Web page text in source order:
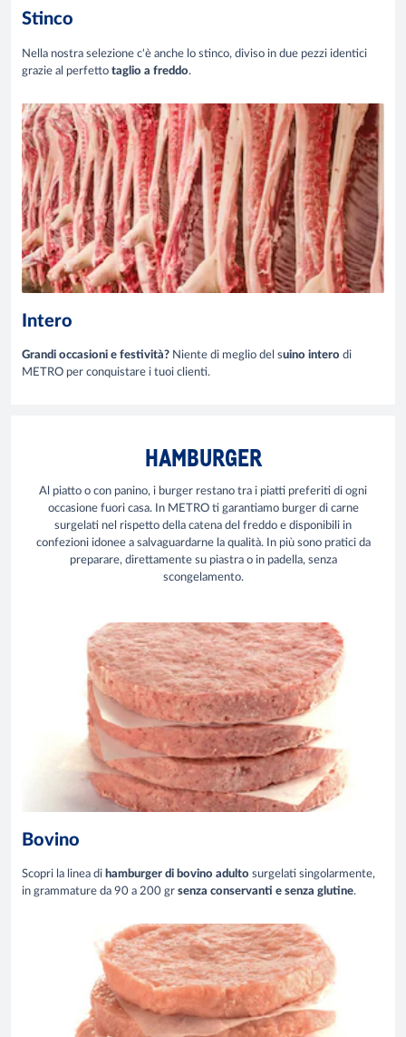
Stinco
Nella nostra selezione c'è anche lo stinco, diviso in due pezzi identici
grazie al perfetto taglio a freddo.
Intero
Grandi occasioni e festività? Niente di meglio del suino intero di
METRO per conquistare i tuoi clienti.
HAMBURGER
Al piatto o con panino, i burger restano tra i piatti preferiti di ogni
occasione fuori casa. In METRO ti garantiamo burger di carne
surgelati nel rispetto della catena del freddo e disponibili in
confezioni idonee a salvaguardarne la qualità. In più sono pratici da
preparare, direttamente su piastra o in padella, senza
scongelamento.
Bovino
Scopri la linea di hamburger di bovino adulto surgelati singolarmente,
in grammature da 90 a 200 gr senza conservanti e senza glutine.